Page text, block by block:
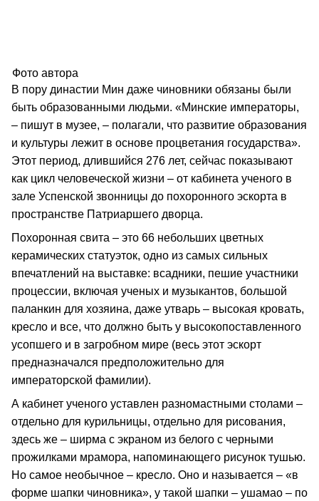
Фото автора
В пору династии Мин даже чиновники обязаны были
быть образованными людьми. «Минские императоры,
– пишут в музее, – полагали, что развитие образования
и культуры лежит в основе процветания государства».
Этот период, длившийся 276 лет, сейчас показывают
как цикл человеческой жизни – от кабинета ученого в
зале Успенской звонницы до похоронного эскорта в
пространстве Патриаршего дворца.
Похоронная свита – это 66 небольших цветных
керамических статуэток, одно из самых сильных
впечатлений на выставке: всадники, пешие участники
процессии, включая ученых и музыкантов, большой
паланкин для хозяина, даже утварь – высокая кровать,
кресло и все, что должно быть у высокопоставленного
усопшего и в загробном мире (весь этот эскорт
предназначался предположительно для
императорской фамилии).
А кабинет ученого уставлен разномастными столами –
отдельно для курильницы, отдельно для рисования,
здесь же – ширма с экраном из белого с черными
прожилками мрамора, напоминающего рисунок тушью.
Но самое необычное – кресло. Оно и называется – «в
форме шапки чиновника», у такой шапки – ушамао – по